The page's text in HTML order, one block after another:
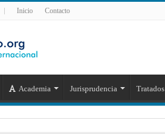
Inicio Contacto
Academia Jurisprudencia Tratados